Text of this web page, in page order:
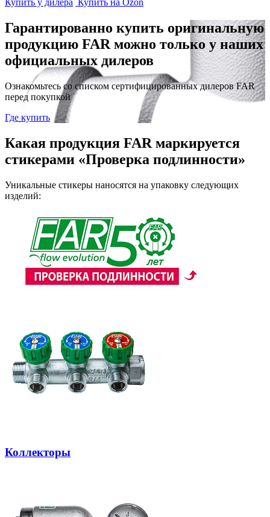
Купить у дилера Купить на Ozon
Гарантированно купить оригинальную
продукцию FAR можно только у наших
официальных дилеров
Ознакомьтесь со списком сертифицированных дилеров FAR
перед покупкой
Где купить
Какая продукция FAR маркируется
стикерами «Проверка подлинности»
Уникальные стикеры наносятся на упаковку следующих
изделий:
Коллекторы